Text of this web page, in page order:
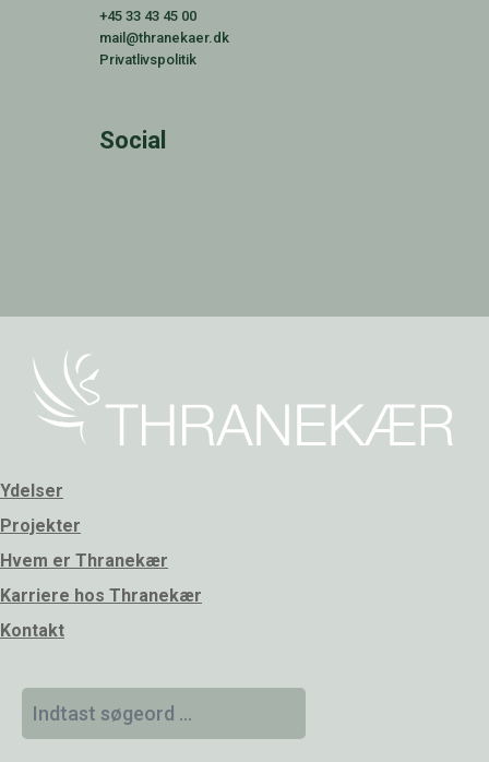
+45 33 43 45 00
mail@thranekaer.dk
Privatlivspolitik
Social
Ydelser
Projekter
Hvem er Thranekær
Karriere hos Thranekær
Kontakt